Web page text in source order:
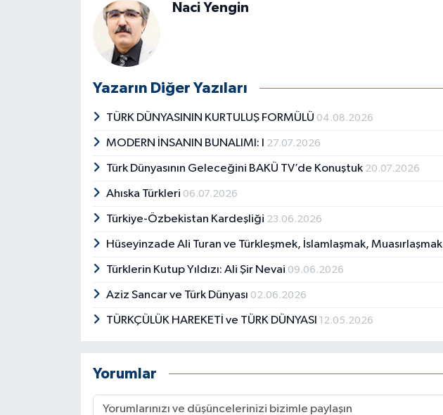
Naci Yengin
Yazarın Diğer Yazıları
TÜRK DÜNYASININ KURTULUŞ FORMÜLÜ 04.08.2026
MODERN İNSANIN BUNALIMI: I 27.07.2026
Türk Dünyasının Geleceğini BAKÜ TV’de Konuştuk 20.07.2026
Ahıska Türkleri 06.07.2026
Türkiye-Özbekistan Kardeşliği 23.06.2026
Hüseyinzade Ali Turan ve Türkleşmek, İslamlaşmak, Muasırlaşmak
Türklerin Kutup Yıldızı: Ali Şir Nevai 09.06.2026
Aziz Sancar ve Türk Dünyası 02.06.2026
TÜRKÇÜLÜK HAREKETİ ve TÜRK DÜNYASI 12.05.2026
Yorumlar